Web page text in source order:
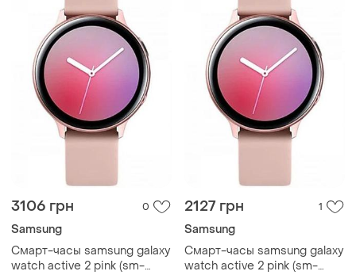
3106 грн 0
Samsung
Смарт-часы samsung galaxy
watch active 2 pink (sm-
2127 грн 1
Samsung
Смарт-часы samsung galaxy
watch active 2 pink (sm-